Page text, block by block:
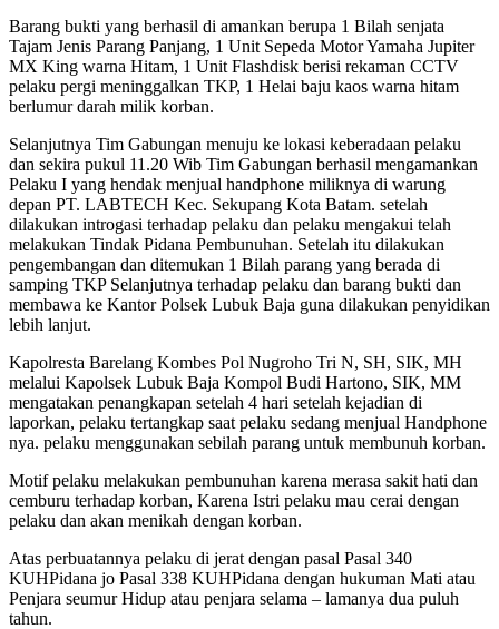
Barang bukti yang berhasil di amankan berupa 1 Bilah senjata
Tajam Jenis Parang Panjang, 1 Unit Sepeda Motor Yamaha Jupiter
MX King warna Hitam, 1 Unit Flashdisk berisi rekaman CCTV
pelaku pergi meninggalkan TKP, 1 Helai baju kaos warna hitam
berlumur darah milik korban.
Selanjutnya Tim Gabungan menuju ke lokasi keberadaan pelaku
dan sekira pukul 11.20 Wib Tim Gabungan berhasil mengamankan
Pelaku I yang hendak menjual handphone miliknya di warung
depan PT. LABTECH Kec. Sekupang Kota Batam. setelah
dilakukan introgasi terhadap pelaku dan pelaku mengakui telah
melakukan Tindak Pidana Pembunuhan. Setelah itu dilakukan
pengembangan dan ditemukan 1 Bilah parang yang berada di
samping TKP Selanjutnya terhadap pelaku dan barang bukti dan
membawa ke Kantor Polsek Lubuk Baja guna dilakukan penyidikan
lebih lanjut.
Kapolresta Barelang Kombes Pol Nugroho Tri N, SH, SIK, MH
melalui Kapolsek Lubuk Baja Kompol Budi Hartono, SIK, MM
mengatakan penangkapan setelah 4 hari setelah kejadian di
laporkan, pelaku tertangkap saat pelaku sedang menjual Handphone
nya. pelaku menggunakan sebilah parang untuk membunuh korban.
Motif pelaku melakukan pembunuhan karena merasa sakit hati dan
cemburu terhadap korban, Karena Istri pelaku mau cerai dengan
pelaku dan akan menikah dengan korban.
Atas perbuatannya pelaku di jerat dengan pasal Pasal 340
KUHPidana jo Pasal 338 KUHPidana dengan hukuman Mati atau
Penjara seumur Hidup atau penjara selama – lamanya dua puluh
tahun.